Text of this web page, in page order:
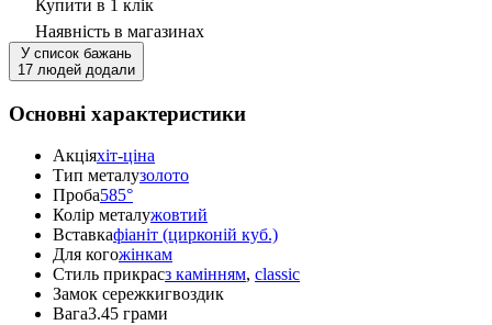
Купити в 1 клік
Наявність в магазинах
У список бажань
17 людей додали
Основні характеристики
Акціяхіт-ціна
Тип металузолото
Проба585°
Колір металужовтий
Вставкафіаніт (цирконій куб.)
Для когожінкам
Стиль прикрасз камінням, classic
Замок сережкигвоздик
Вага3.45 грами